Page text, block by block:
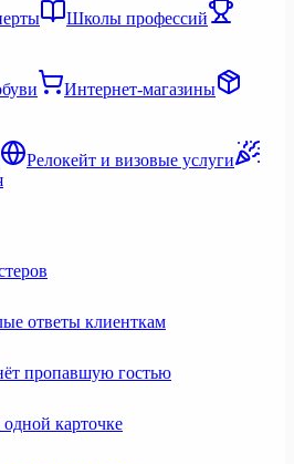
Школы профессий
Интернет-магазины
Релокейт и визовые услуги
ответы клиенткам
пропавшую гостью
одной карточке